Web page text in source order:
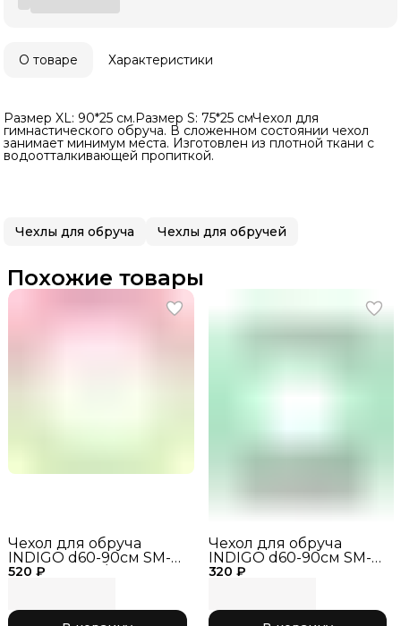
О товаре Характеристики
Размер XL: 90*25 см.Размер S: 75*25 смЧехол для
гимнастического обруча. В сложенном состоянии чехол
занимает минимум места. Изготовлен из плотной ткани с
водоотталкивающей пропиткой.
Чехлы для обруча Чехлы для обручей
Похожие товары
520 ₽
Чехол для обруча
INDIGO d60-90см SM-
084 Жёлтый/Розовый
320 ₽
Чехол для обруча
INDIGO d60-90см SM-
084 зеленый